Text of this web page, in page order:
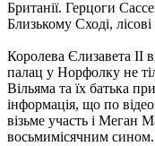
Британії. Герцоги
Близькому Сході,
Королева Єлизавета II
палац у Норфолку не
Вільяма та їх батька
інформація, що по
візьме участь і Меган
восьмимісячним сином.